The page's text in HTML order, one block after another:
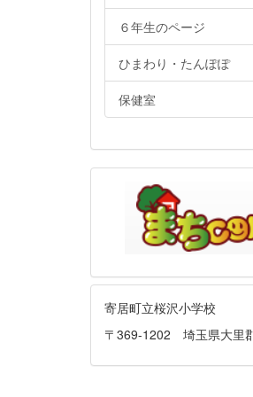
６年生のページ
ひまわり・たんぽぽ
保健室
寄居町立桜沢小学校
〒369-1202 埼玉県大里